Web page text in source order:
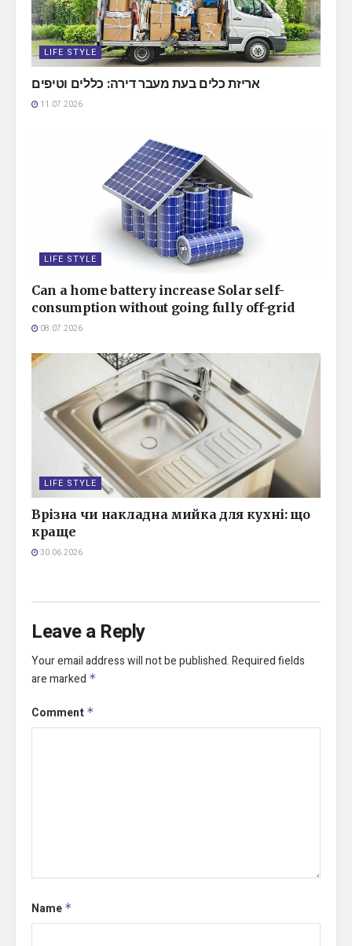
LIFE STYLE
אריזת כלים בעת מעבר דירה: כללים וטיפים
11.07.2026
LIFE STYLE
Can a home battery increase Solar self-
consumption without going fully off-grid
08.07.2026
LIFE STYLE
Врізна чи накладна мийка для кухні: що
краще
30.06.2026
Leave a Reply
Your email address will not be published.Required fields
are marked *
Comment *
Name *